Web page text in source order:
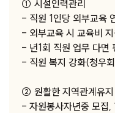
① 시설인력관리
- 직원 1인당 외부교육
- 외부교육 시 교육비
- 년1회 직원 업무 다면
- 직원 복지 강화(청우
② 원활한 지역관계유지
- 자원봉사자년중 모집,